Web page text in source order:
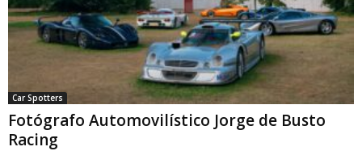
Car Spotters
Fotógrafo Automovilístico Jorge de Busto
Racing